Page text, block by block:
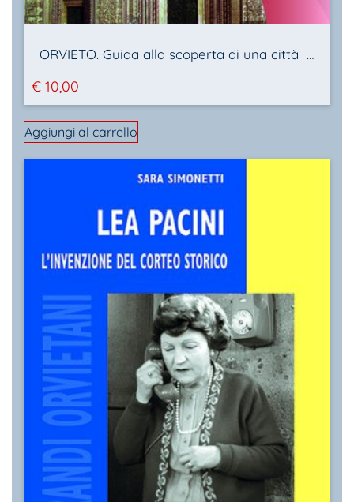
ORVIETO. Guida alla scoperta di una città unica
€ 10,00
Aggiungi al carrello